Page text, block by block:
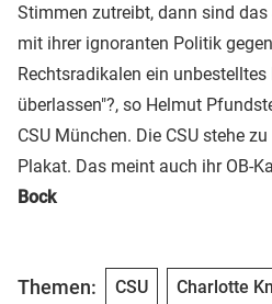
Stimmen zutreibt, dann sind das
mit ihrer ignoranten Politik
Rechtsradikalen ein
überlassen"?, so Helmut
CSU München. Die CSU stehe
Plakat. Das meint auch ihr OB-
Bock
Themen: CSU Charlotte